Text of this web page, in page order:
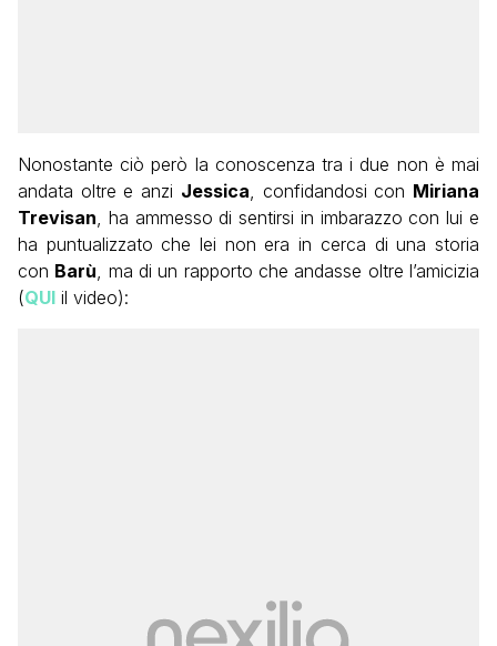
Nonostante ciò però la conoscenza tra i due non è mai
andata oltre e anzi Jessica , confidandosi con Miriana
Trevisan , ha ammesso di sentirsi in imbarazzo con lui e
ha puntualizzato che lei non era in cerca di una storia
con Barù , ma di un rapporto che andasse oltre l’amicizia
(QUI il video):